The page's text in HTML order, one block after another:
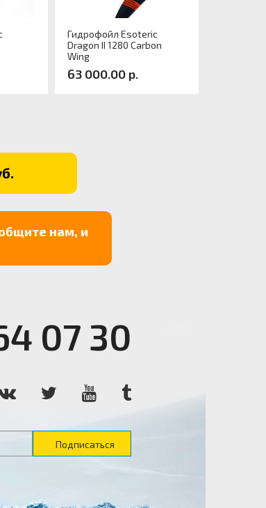
Гидрофойл Esoteric
Dragon II 1280 Carbon
Wing
63 000.00 р.
нам, и
07 30
Подписаться